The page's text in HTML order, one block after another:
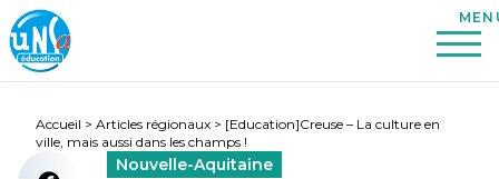
Accueil > Articles régionaux > [Education]Creuse – La culture en
ville, mais aussi dans les champs !
Nouvelle-Aquitaine